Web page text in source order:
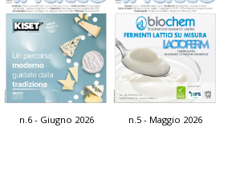
n.6 - Giugno 2026 n.5 - Maggio 2026